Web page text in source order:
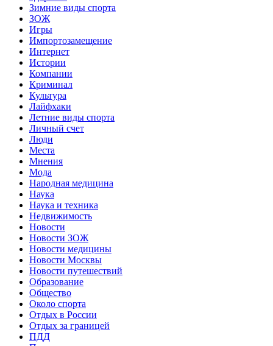
Зимние виды спорта
ЗОЖ
Игры
Импортозамещение
Интернет
Истории
Компании
Криминал
Культура
Лайфхаки
Летние виды спорта
Личный счет
Люди
Места
Мнения
Мода
Народная медицина
Наука
Наука и техника
Недвижимость
Новости
Новости ЗОЖ
Новости медицины
Новости Москвы
Новости путешествий
Образование
Общество
Около спорта
Отдых в России
Отдых за границей
ПДД